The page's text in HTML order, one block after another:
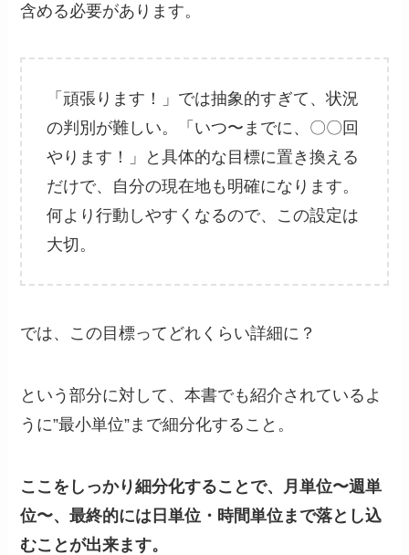
含める必要があります。
「頑張ります！」では抽象的すぎて、状況
の判別が難しい。「いつ〜までに、〇〇回
やります！」と具体的な目標に置き換える
だけで、自分の現在地も明確になります。
何より行動しやすくなるので、この設定は
大切。
では、この目標ってどれくらい詳細に？
という部分に対して、本書でも紹介されているよ
うに”最小単位”まで細分化すること。
ここをしっかり細分化することで、月単位〜週単
位〜、最終的には日単位・時間単位まで落とし込
むことが出来ます。